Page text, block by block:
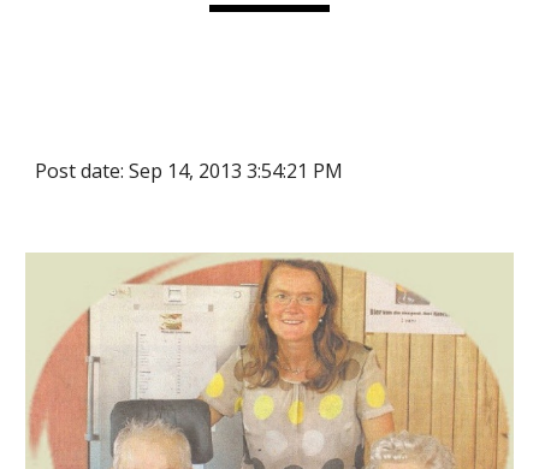
Post date: Sep 14, 2013 3:54:21 PM